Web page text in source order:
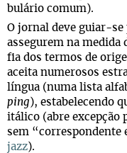
bu­lá­rio comum).
O jor­nal deve guiar-
asse­gu­rem na
fia dos ter­mos de
aceita nume­ro­sos
lín­gua (numa lista
ping ), esta­be­le­cendo
itá­lico (abre excep­ção
sem “cor­res­pon­dente
jazz).